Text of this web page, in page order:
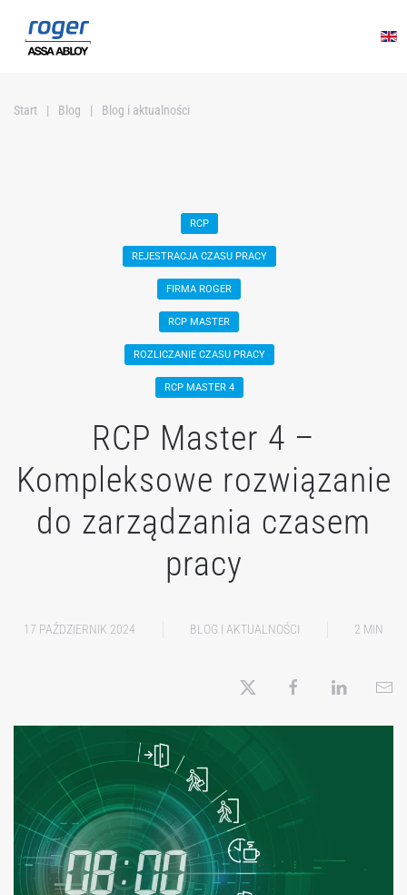
Przejdź do głównej treści
Start Blog Blog i aktualności
RCP
REJESTRACJA CZASU PRACY
FIRMA ROGER
RCP MASTER
ROZLICZANIE CZASU PRACY
RCP MASTER 4
RCP Master 4 –
Kompleksowe rozwiązanie
do zarządzania czasem
pracy
17 PAŹDZIERNIK 2024 BLOG I AKTUALNOŚCI 2 MIN